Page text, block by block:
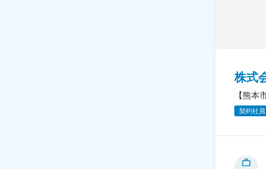
株式
【熊
契約社員